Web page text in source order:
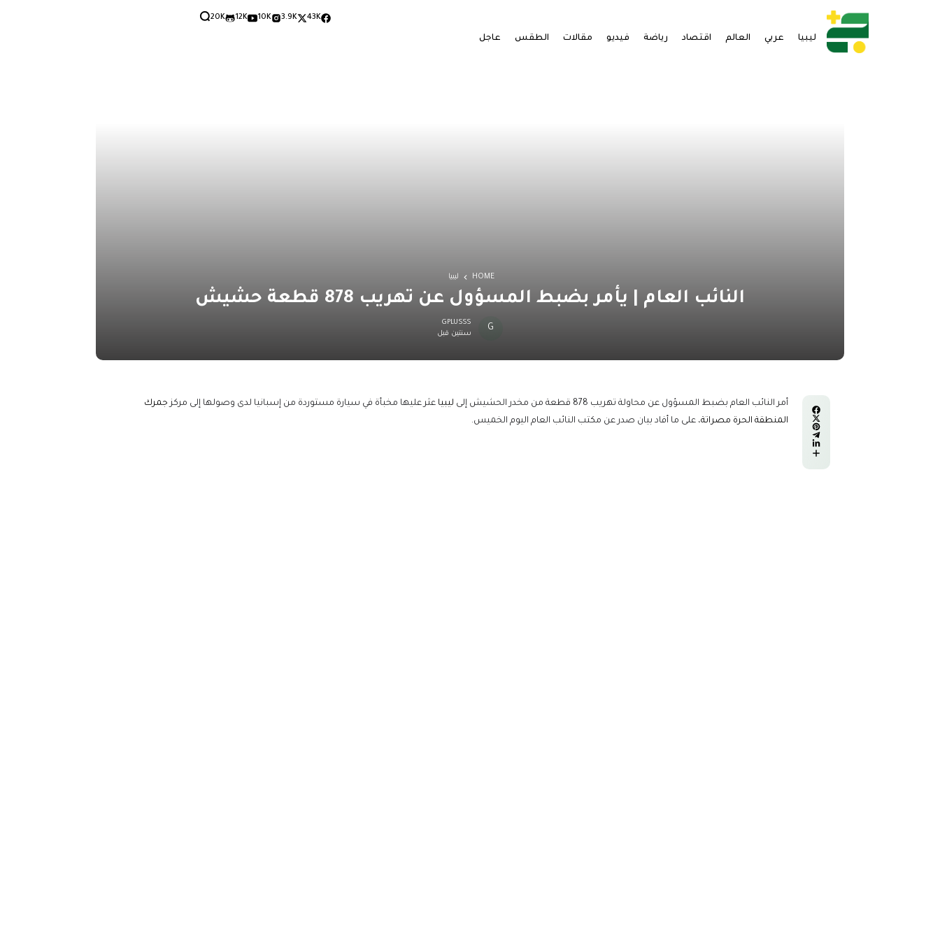
ليبيا عربي العالم اقتصاد رياضة فيديو مقالات الطقس عاجل
43K
3.9K
10K
12K
20K
HOME ليبيا
النائب العام | يأمر بضبط المسؤول عن تهريب 878 قطعة حشيش
GPLUSSS
سنتين قبل
أمر النائب العام بضبط المسؤول عن محاولة تهريب 878 قطعة من مخدر الحشيش إلى ليبيا عثر عليها مخبأة في سيارة مستوردة من إسبانيا لدى وصولها إلى مركزجمرك
المنطقة الحرة مصراتة، على ما أفاد بيان صدر عن مكتب النائب العام اليوم الخميس.